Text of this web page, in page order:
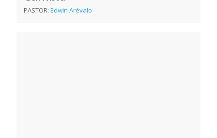
PASTOR:Edwin Arévalo